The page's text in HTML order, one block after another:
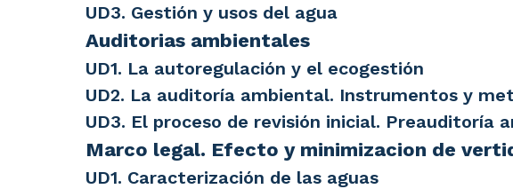
UD3. Gestión y usos del agua
Auditorias ambientales
UD1. La autoregulación y el ecogestión
UD2. La auditoría ambiental. Instrumentos y
UD3. El proceso de revisión inicial. Preauditoría
Marco legal. Efecto y minimizacion de
UD1. Caracterización de las aguas